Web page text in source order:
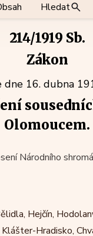
Hledat
214/1919 Sb.
Zákon
dne 16. dubna
Olomoucem.
Národního
Hejčín,
Hradisko,